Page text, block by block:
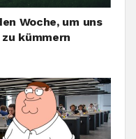
Woche, um uns
kümmern